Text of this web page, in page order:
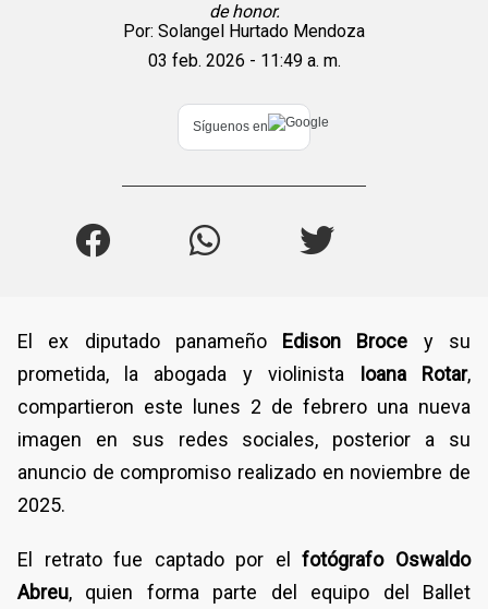
de honor.
Por: Solangel Hurtado Mendoza
03 feb. 2026 - 11:49 a. m.
Síguenos en
El ex diputado panameño Edison Broce y su
prometida, la abogada y violinista
Ioana Rotar,
compartieron este lunes 2 de febrero una nueva
imagen en sus redes sociales, posterior a su
anuncio de compromiso realizado en noviembre de
2025.
El retrato fue captado por el
fotógrafo Oswaldo
Abreu, quien forma parte del equipo del Ballet